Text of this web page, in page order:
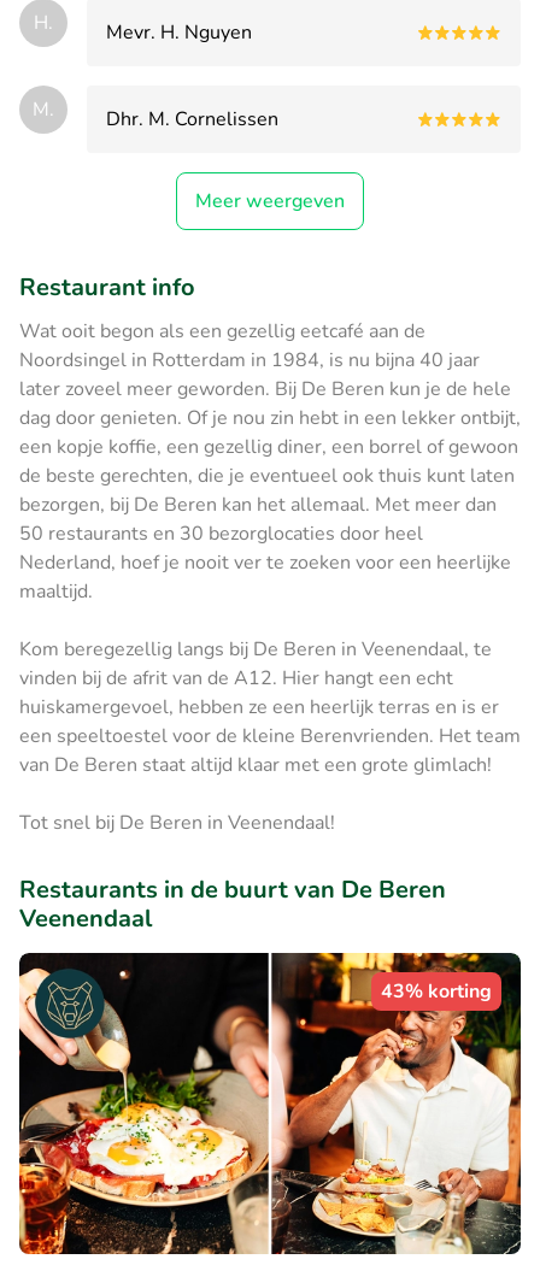
H. Mevr. H. Nguyen
M. Dhr. M. Cornelissen
Meer weergeven
Restaurant info
Wat ooit begon als een gezellig eetcafé aan de
Noordsingel in Rotterdam in 1984, is nu bijna 40 jaar
later zoveel meer geworden. Bij De Beren kun je de hele
dag door genieten. Of je nou zin hebt in een lekker ontbijt,
een kopje koffie, een gezellig diner, een borrel of gewoon
de beste gerechten, die je eventueel ook thuis kunt laten
bezorgen, bij De Beren kan het allemaal. Met meer dan
50 restaurants en 30 bezorglocaties door heel
Nederland, hoef je nooit ver te zoeken voor een heerlijke
maaltijd.
Kom beregezellig langs bij De Beren in Veenendaal, te
vinden bij de afrit van de A12. Hier hangt een echt
huiskamergevoel, hebben ze een heerlijk terras en is er
een speeltoestel voor de kleine Berenvrienden. Het team
van De Beren staat altijd klaar met een grote glimlach!
Tot snel bij De Beren in Veenendaal!
Restaurants in de buurt van De Beren
Veenendaal
43% korting